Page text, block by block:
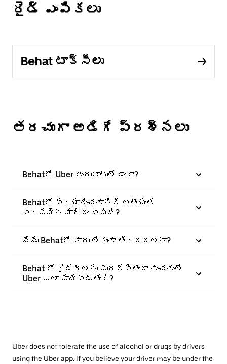
రైడ్ ఎంపికలు
Behat టాక్సీలు
తరచుగా అడిగే ప్రశ్నలు
Behatలో Uber అందుబాటులో ఉందా?
Behatలో ప్రయాణించడానికి అత్యంత
సరసమైన మార్గం ఏమిటి?
నేను Behatలో కారు లేకుండా తిరగగలనా?
Behat లో రైడర్‌లను సురక్షితంగా ఉంచడంలో
Uber ఎలా సాయపడుతుంది?
Uber does not tolerate the use of alcohol or drugs by drivers
using the Uber app. If you believe your driver may be under the